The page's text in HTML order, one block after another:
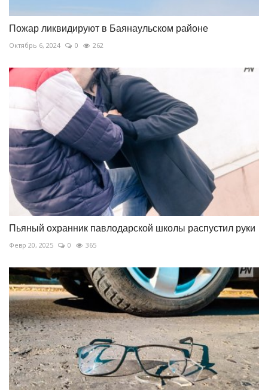
Пожар ликвидируют в Баянаульском районе
Октябрь 6, 2024 0 262
Пьяный охранник павлодарской школы распустил руки
Февр 20, 2025 0 365